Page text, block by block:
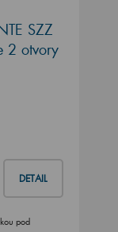
SZZ
2 otvory
DETAIL
pod